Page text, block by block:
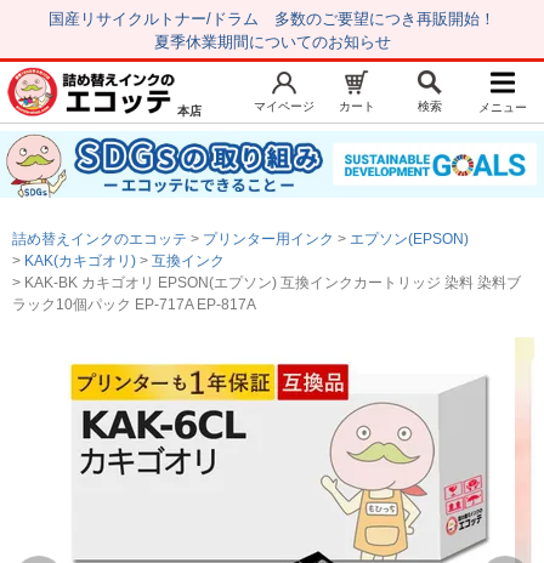
国産リサイクルトナー/ドラム 多数のご要望につき再販開始！
夏季休業期間についてのお知らせ
新規会員登録 マイページ
トップページ お気に入り
注文履歴 レビュー履歴
はじめての方へ
初心者用セット
キャノンインク
エプソンインク
詰め替えインク
本店 マイページ カート 検索 メニュー
詰め替えインクのエコッテ プリンター用インク
エプソン(EPSON)
KAK(カキゴオリ)
互換インク
KAK-BK カキゴオリ EPSON(エプソン) 互換インクカートリッジ 染料 染料ブ
ラック10個パック EP-717A EP-817A